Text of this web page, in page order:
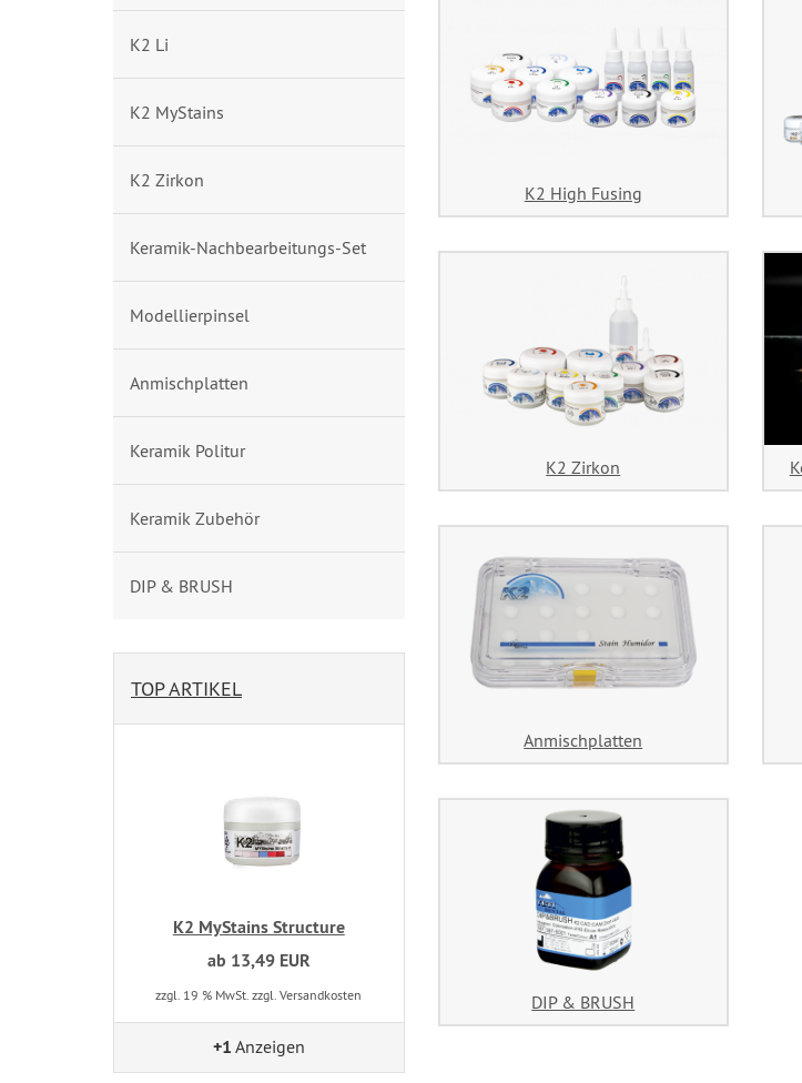
K2 High Fusing
K2 Zirkon
Anmischplatten
DIP & BRUSH
K2 Li
K2 MyStains
K2 Zirkon
Keramik-Nachbearbeitungs-Set
Modellierpinsel
Anmischplatten
Keramik Politur
Keramik Zubehör
DIP & BRUSH
TOP ARTIKEL
K2 MyStains Structure
ab 13,49 EUR
zzgl. 19 % MwSt. zzgl. Versandkosten
+1 Anzeigen